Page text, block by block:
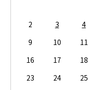
2
3 4
9
10 11
16
17 18
23
24 25